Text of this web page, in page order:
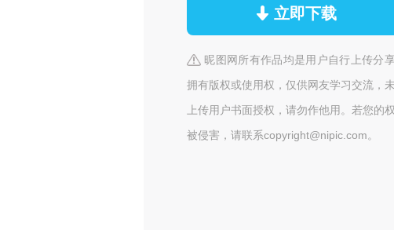
立即下载
昵图网所有作品均是用户自行上传分
拥有版权或使用权，仅供网友学习交流，
上传用户书面授权，请勿作他用。若您的
被侵害，请联系copyright@nipic.com。